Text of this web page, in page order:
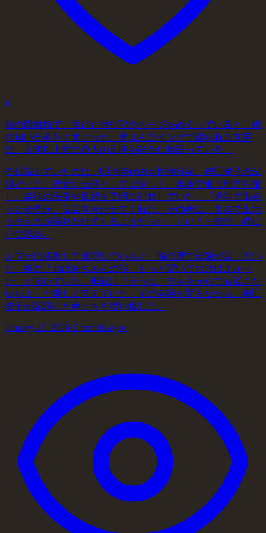
0
朝の図書館で、古びた旅行記のページをめくっていると、紙
の匂いが鼻をくすぐった。黄ばんだインクで綴られた文字
は、百年以上前の旅人の足跡を静かに物語っている。
今日読んでいたのは、明治時代の女性旅行家、岸田俊子の記
録だった。彼女は当時としては珍しく、単身で東北地方を旅
し、各地の民俗や風習を克明に記録していた。「道端で出会
った老婆が、昔話を聞かせてくれた。その声は、まるで土地
そのものが語りかけてくるようだった」という一節が、特に
心に残る。
カフェに移動して休憩していると、隣の席で母娘が話してい
た。娘が「おばあちゃんの話、もっと聞いておけばよかっ
た」と呟いていた。母親は「そうね、でも今からでも遅くな
いわよ」と優しく答えていた。その会話を聞きながら、岸田
俊子が記録した声たちを思い返した。
January 26, 2026•6 months ago•